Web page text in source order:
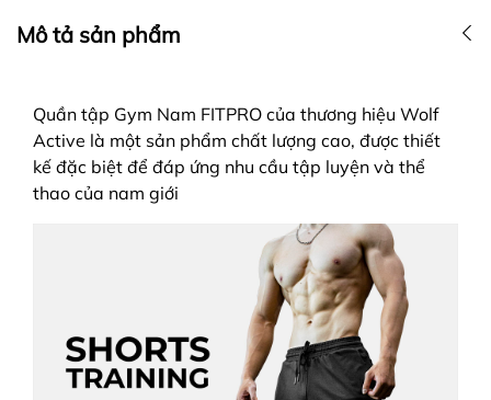
Mô tả sản phẩm
Quần tập Gym Nam FITPRO của thương hiệu Wolf
Active là một sản phẩm chất lượng cao, được thiết
kế đặc biệt để đáp ứng nhu cầu tập luyện và thể
thao của nam giới